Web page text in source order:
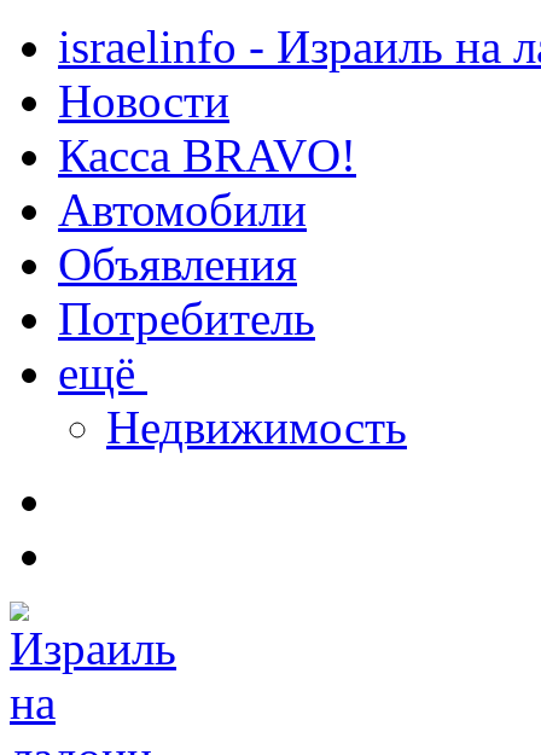
israelinfo - Израиль на
Новости
Касса BRAVO!
Автомобили
Объявления
Потребитель
ещё
Недвижимость